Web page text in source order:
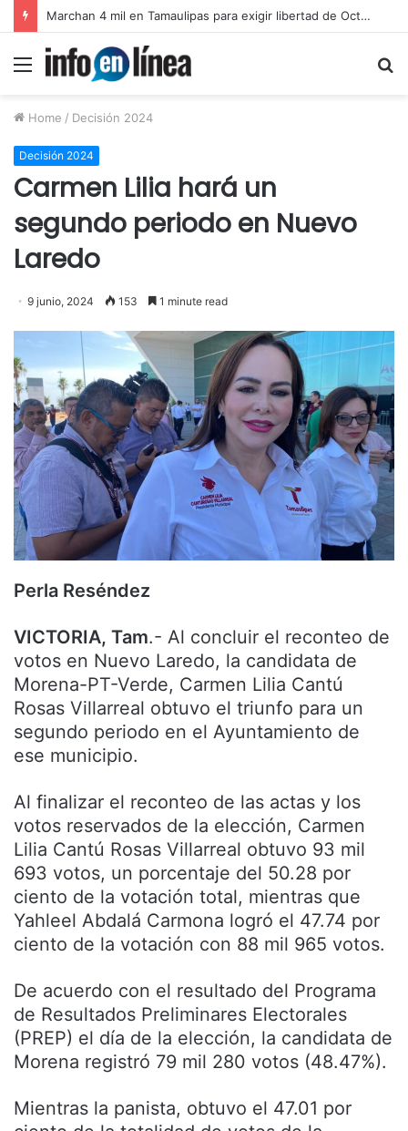
Catean predio en Victoria y aseguran autotanques por presunto huachicol
Menu
Home / Decisión 2024
Decisión 2024
Carmen Lilia hará un
segundo periodo en Nuevo
Laredo
9 junio, 2024 153 1 minute read
Perla Reséndez
VICTORIA, Tam.- Al concluir el reconteo de
votos en Nuevo Laredo, la candidata de
Morena-PT-Verde, Carmen Lilia Cantú
Rosas Villarreal obtuvo el triunfo para un
segundo periodo en el Ayuntamiento de
ese municipio.
Al finalizar el reconteo de las actas y los
votos reservados de la elección, Carmen
Lilia Cantú Rosas Villarreal obtuvo 93 mil
693 votos, un porcentaje del 50.28 por
ciento de la votación total, mientras que
Yahleel Abdalá Carmona logró el 47.74 por
ciento de la votación con 88 mil 965 votos.
De acuerdo con el resultado del Programa
de Resultados Preliminares Electorales
(PREP) el día de la elección, la candidata de
Morena registró 79 mil 280 votos (48.47%).
Mientras la panista, obtuvo el 47.01 por